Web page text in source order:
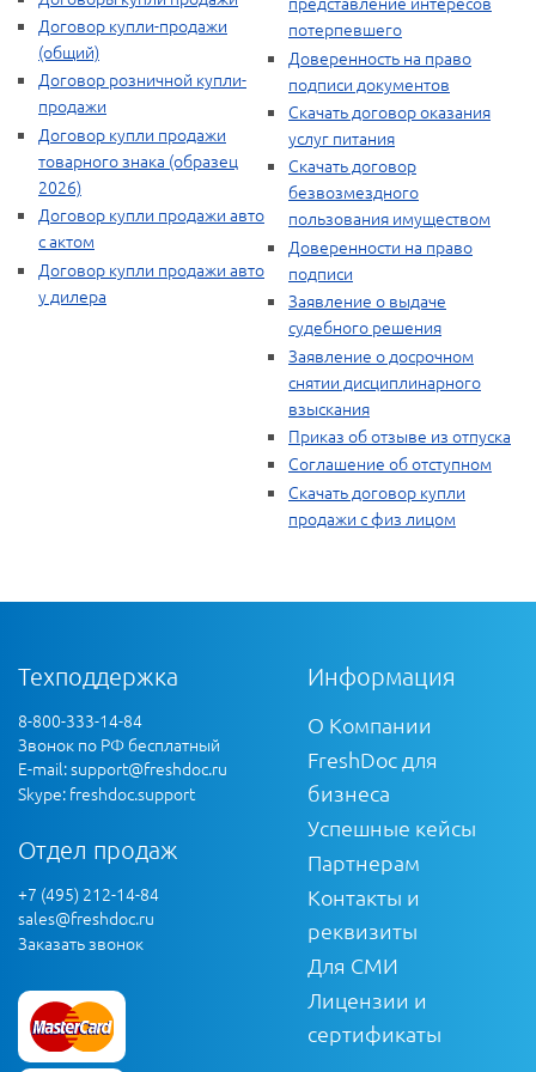
Договор купли-продажи
(общий)
Договор розничной купли-
продажи
Договор купли продажи
товарного знака (образец
2026)
Договор купли продажи авто
с актом
Договор купли продажи авто
у дилера
потерпевшего
Доверенность на право
подписи документов
Скачать договор оказания
услуг питания
Скачать договор
безвозмездного
пользования имуществом
Доверенности на право
подписи
Заявление о выдаче
судебного решения
Заявление о досрочном
снятии дисциплинарного
взыскания
Приказ об отзыве из отпуска
Соглашение об отступном
Скачать договор купли
продажи с физ лицом
Техподдержка
8-800-333-14-84
Звонок по РФ бесплатный
E-mail:support@freshdoc.ru
Skype: freshdoc.support
Отдел продаж
+7 (495) 212-14-84
sales@freshdoc.ru
Заказать звонок
Информация
О Компании
FreshDoc для
бизнеса
Успешные кейсы
Партнерам
Контакты и
реквизиты
Для СМИ
Лицензии и
сертификаты